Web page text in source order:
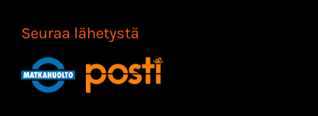
Seuraa lähetystä